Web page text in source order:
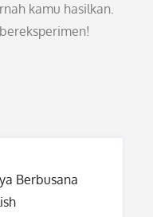
kamu hasilkan.
Berbusana